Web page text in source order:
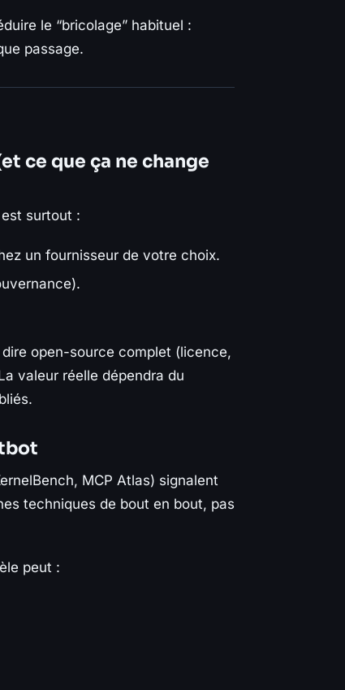
le “bricolage” habituel :
passage.
ce que ça ne change
surtout :
un fournisseur de votre choix.
open-source complet (licence,
valeur réelle dépendra du
MCP Atlas) signalent
techniques de bout en bout, pas
peut :